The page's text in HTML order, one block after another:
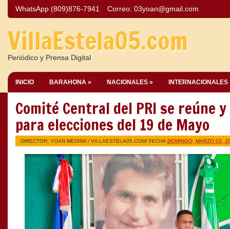
WhatsApp (809)876-7941 Correo: 03yoan@gmail.com
VillaEstela05.com
Periódico y Prensa Digital
INICIO BARAHONA » NACIONALES » INTERNACIONALES
Comité Central del PRI se reúne
para elecciones del 19 de Mayo
DIRECTOR: YOAN MEDINA / VILLAESTELA05.COM/ FECHA DOMINGO, MARZO 03,